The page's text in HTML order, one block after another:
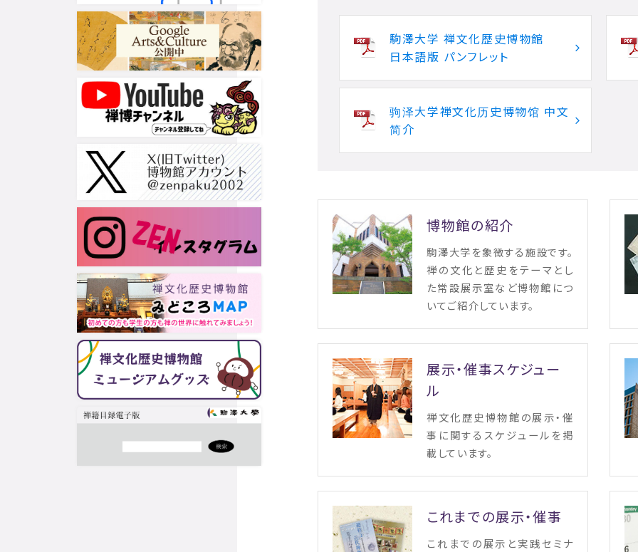
駒澤大学 禅文化歴史博物館
日本語版 パンフレット
驹泽大学禅文化历史博物馆 中文
简介
博物館の紹介
駒澤大学を象徴する施設です。
禅の文化と歴史をテーマとし
た常設展示室など博物館につ
いてご紹介しています。
展示・催事スケジュー
ル
禅文化歴史博物館の展示・催
事に関するスケジュールを掲
載しています。
これまでの展示・催事
これまでの展示と実践セミナ